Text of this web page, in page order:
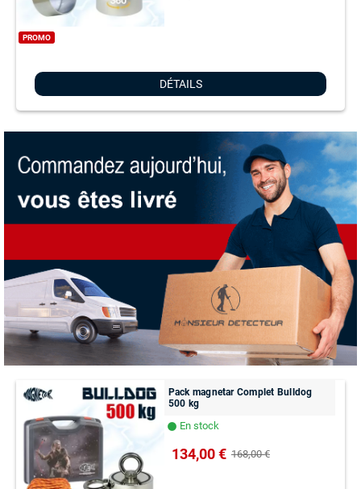
PROMO
DÉTAILS
Pack magnetar Complet Bulldog
500 kg
lens En stock
134,00 € 168,00 €